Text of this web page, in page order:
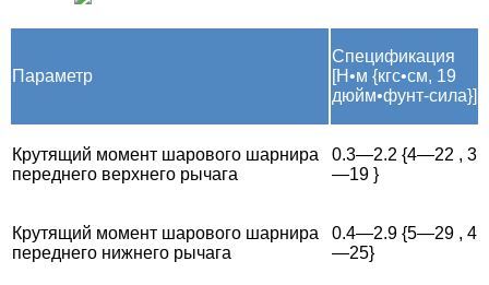
Параметр
Спецификация
[Н•м {кгс•см, 19
дюйм•фунт-сила}]
Крутящий момент шарового шарнира
переднего верхнего рычага
0.3—2.2 {4—22 , 3
—19 }
Крутящий момент шарового шарнира
переднего нижнего рычага
0.4—2.9 {5—29 , 4
—25}